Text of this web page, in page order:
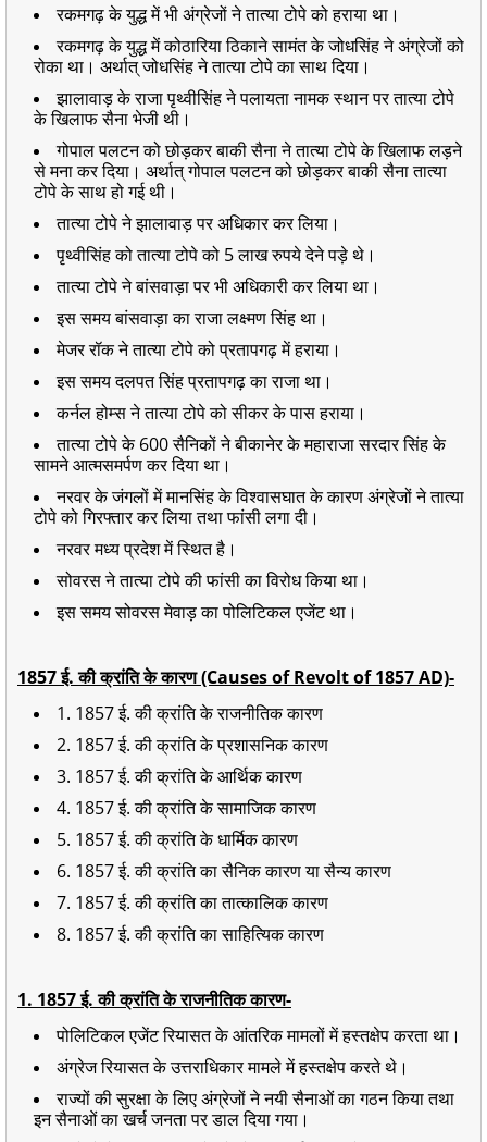
रकमगढ़ के युद्ध में भी अंग्रेजों ने तात्या टोपे को हराया था।
रकमगढ़ के युद्ध में कोठारिया ठिकाने सामंत के जोधसिंह ने अंग्रेजों को
रोका था। अर्थात् जोधसिंह ने तात्या टोपे का साथ दिया।
झालावाड़ के राजा पृथ्वीसिंह ने पलायता नामक स्थान पर तात्या टोपे
के खिलाफ सैना भेजी थी।
गोपाल पलटन को छोड़कर बाकी सैना ने तात्या टोपे के खिलाफ लड़ने
से मना कर दिया। अर्थात् गोपाल पलटन को छोड़कर बाकी सैना तात्या
टोपे के साथ हो गई थी।
तात्या टोपे ने झालावाड़ पर अधिकार कर लिया।
पृथ्वीसिंह को तात्या टोपे को 5 लाख रुपये देने पड़े थे।
तात्या टोपे ने बांसवाड़ा पर भी अधिकारी कर लिया था।
इस समय बांसवाड़ा का राजा लक्ष्मण सिंह था।
मेजर रॉक ने तात्या टोपे को प्रतापगढ़ में हराया।
इस समय दलपत सिंह प्रतापगढ़ का राजा था।
कर्नल होम्स ने तात्या टोपे को सीकर के पास हराया।
तात्या टोपे के 600 सैनिकों ने बीकानेर के महाराजा सरदार सिंह के
सामने आत्मसमर्पण कर दिया था।
नरवर के जंगलों में मानसिंह के विश्वासघात के कारण अंग्रेजों ने तात्या
टोपे को गिरफ्तार कर लिया तथा फांसी लगा दी।
नरवर मध्य प्रदेश में स्थित है।
सोवरस ने तात्या टोपे की फांसी का विरोध किया था।
इस समय सोवरस मेवाड़ का पोलिटिकल एजेंट था।
1857 ई. की क्रांति के कारण (Causes of Revolt of 1857 AD)-
1. 1857 ई. की क्रांति के राजनीतिक कारण
2. 1857 ई. की क्रांति के प्रशासनिक कारण
3. 1857 ई. की क्रांति के आर्थिक कारण
4. 1857 ई. की क्रांति के सामाजिक कारण
5. 1857 ई. की क्रांति के धार्मिक कारण
6. 1857 ई. की क्रांति का सैनिक कारण या सैन्य कारण
7. 1857 ई. की क्रांति का तात्कालिक कारण
8. 1857 ई. की क्रांति का साहित्यिक कारण
1. 1857 ई. की क्रांति के राजनीतिक कारण-
पोलिटिकल एजेंट रियासत के आंतरिक मामलों में हस्तक्षेप करता था।
अंग्रेज रियासत के उत्तराधिकार मामले में हस्तक्षेप करते थे।
राज्यों की सुरक्षा के लिए अंग्रेजों ने नयी सैनाओं का गठन किया तथा
इन सैनाओं का खर्च जनता पर डाल दिया गया।